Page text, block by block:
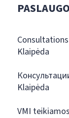
Klaipėda
Klaipėda
VMI